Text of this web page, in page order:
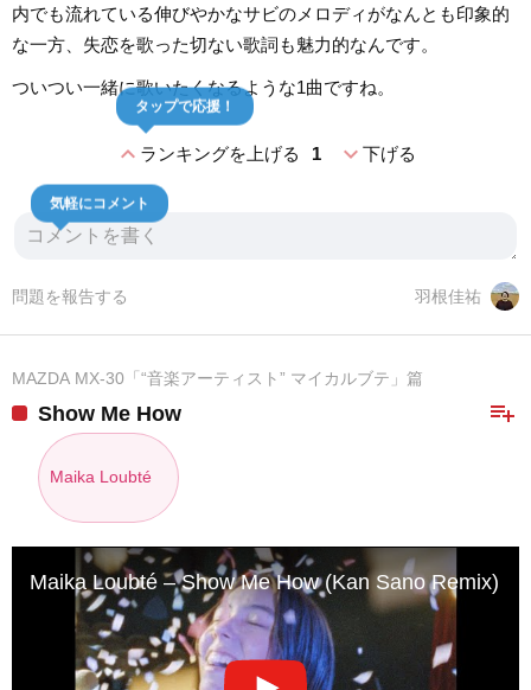
内でも流れている伸びやかなサビのメロディがなんとも印象的
な一方、失恋を歌った切ない歌詞も魅力的なんです。
ついつい一緒に歌いたくなるような1曲ですね。
expand_lessランキングを上げる 1
タップで応援！
expand_more下げる
気軽にコメント
羽根佳祐
問題を報告する
MAZDA MX-30「“音楽アーティスト” マイカルブテ」篇
playlist_add
Show Me How
Maika Loubté
Maika Loubté – Show Me How (Kan Sano Remix)